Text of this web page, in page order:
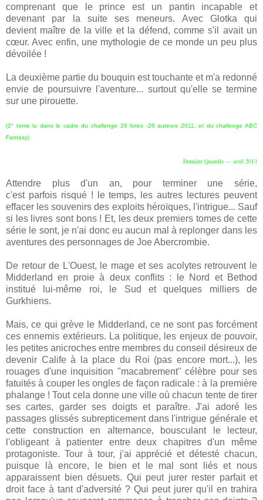
comprenant que le prince est un pantin incapable et
devenant par la suite ses meneurs. Avec Glotka qui
devient maître de la ville et la défend, comme s'il avait un
cœur. Avec enfin, une mythologie de ce monde un peu plus
dévoilée !
La deuxième partie du bouquin est touchante et m'a redonné
envie de poursuivre l'aventure... surtout qu'elle se termine
sur une pirouette.
(2° tome lu dans le cadre du challenge 26 livres -26 auteurs 2011, et du challenge ABC
Fantasy)
Dernière Querelle — avril 2013
Attendre plus d'un an, pour terminer une série,
c'est parfoisrisqué ! le temps, les autres lectures peuvent
effacer les souvenirs des exploits héroïques, l'intrigue... Sauf
si les livres sont bons ! Et, les deux premiers tomes de cette
série le sont, je n'ai donc eu aucun mal à replonger dansles
aventures des personnages de Joe Abercrombie.
De retour de L'Ouest, le mage et ses acolytesretrouvent le
Midderland en proie à deux conflits : le Nord et Bethod
institué lui-même roi, le Sud et quelques milliers de
Gurkhiens.
Mais, ce qui grève le Midderland, ce ne sont pas forcément
ces ennemis extérieurs. La politique, les enjeux de pouvoir,
les petites anicroches entre membres du conseil désireux de
devenir Califeà la place du Roi (pas encore mort...), les
rouages d'une inquisition "macabrement" célèbre pour ses
fatuités à couper les ongles de façon radicale : à la première
phalange ! Tout cela donne une ville où chacun tente de tirer
ses cartes, garder ses doigts et paraître. J'ai adoré les
passages glissés subrepticement dansl'intrigue générale et
cette construction en alternance, bousculant le lecteur,
l'obligeant à patienter entre deux chapitres d'un même
protagoniste. Tour à tour, j'ai apprécié etdétesté chacun,
puisque là encore, le bien et le mal sont liés et nous
apparaissent bien désuets. Qui peut jurer rester parfait et
droit face à tant d'adversité ? Qui peut jurer qu'il en trahira